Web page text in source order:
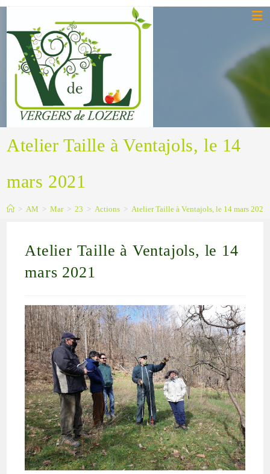
Atelier Taille à Ventajols, le 14
mars 2021
> AM > Mar > 23 > Actions > Atelier Taille à Ventajols, le 14 mars 2021
Atelier Taille à Ventajols, le 14
mars 2021